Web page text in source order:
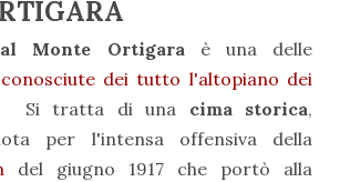
al Monte Ortigaraè una delle
dei tutto l'altopiano dei
Si tratta di una cima storica,
per l'intensa offensiva della
del giugno 1917 che portò alla